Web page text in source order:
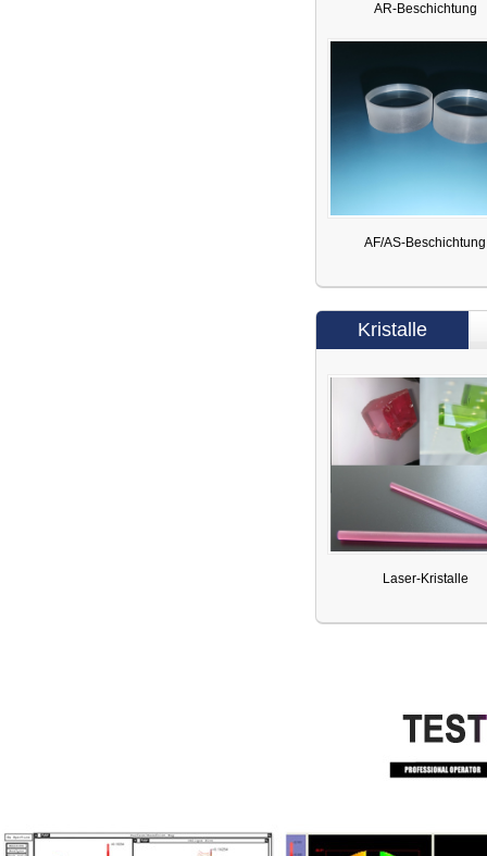
AR-Beschichtung
AF/AS-Beschichtung
Kristalle
Laser-Kristalle